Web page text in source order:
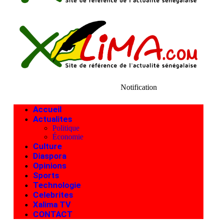
Notification
Accueil
Actualites
Politique
Économie
Culture
Diaspora
Opinions
Sports
Technologie
Celebrites
Xalima TV
CONTACT